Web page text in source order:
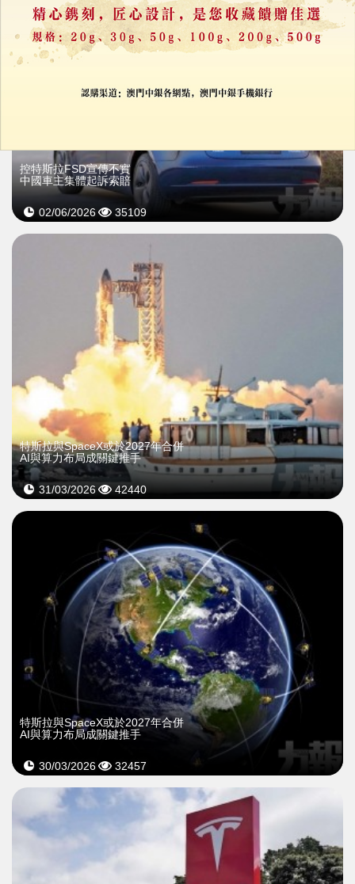
控特斯拉FSD宣傳不實
中國車主集體起訴索賠
02/06/2026 35109
特斯拉與SpaceX或於2027年合併
AI與算力布局成關鍵推手
31/03/2026 42440
特斯拉與SpaceX或於2027年合併
AI與算力布局成關鍵推手
30/03/2026 32457